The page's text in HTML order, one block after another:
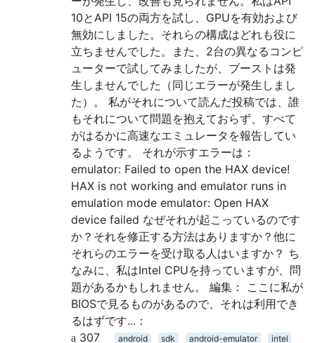
10とAPI 15の両方を試し、GPUを有効および
無効にしました。それらの構成はどれも役に
立ちませんでした。また、2台の異なるコンピ
ューターで試してみましたが、ブーストは発
生しませんでした（同じエラーが発生しまし
た）。 私がそれについて読んだ投稿では、誰
もそれについて問題を抱えておらず、すべて
がはるかに高速なエミュレータを報告してい
るようです。 それが示すエラーは：
emulator: Failed to open the HAX device!
HAX is not working and emulator runs in
emulation mode emulator: Open HAX
device failed なぜそれが起こっているのです
か？それを修正する方法はありますか？他に
それらのエラーを受け取る人はいますか？ ち
なみに、私はIntel CPUを持っていますが、問
題があるかもしれません。 編集： ここに私が
BIOSで見るものがあるので、それは利用でき
るはずです...：
307
android sdk android-emulator intel